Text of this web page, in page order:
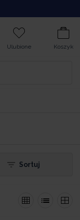
Ulubione Koszyk
Sortuj